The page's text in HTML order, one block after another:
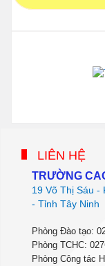
LIÊN HỆ
TRƯỜNG
19 Võ Thị Sáu -
- Tỉnh Tây Ninh
Phòng Đào tạo:
Phòng TCHC:
Phòng Công tác